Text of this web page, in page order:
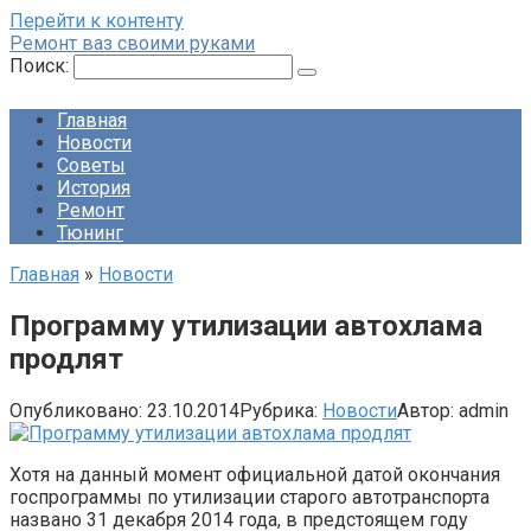
Перейти к контенту
Ремонт ваз своими руками
Поиск:
Главная
Новости
Советы
История
Ремонт
Тюнинг
Главная » Новости
Программу утилизации автохлама
продлят
Опубликовано: 23.10.2014Рубрика: НовостиАвтор: admin
Хотя на данный момент официальной датой окончания
госпрограммы по утилизации старого автотранспорта
названо 31 декабря 2014 года, в предстоящем году